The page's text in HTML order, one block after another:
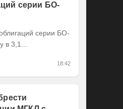
серии БО-
в 3,1...
18:42